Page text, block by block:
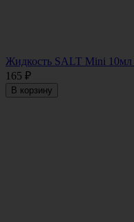
Жидкость SALT Mini
165 ₽
В корзину